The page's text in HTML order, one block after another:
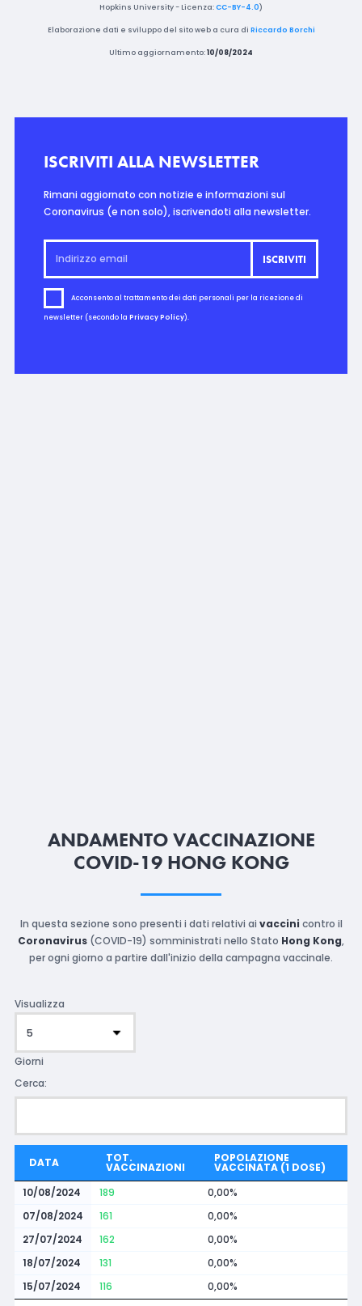
Hopkins University - Licenza:CC-BY-4.0)
Elaborazione dati e sviluppo del sito web a cura di Riccardo Borchi
Ultimo aggiornamento:10/08/2024
ISCRIVITI ALLA NEWSLETTER
Rimani aggiornato con notizie e informazioni sul
Coronavirus (e non solo), iscrivendoti alla newsletter.
Acconsento al trattamento dei dati personali per la ricezione di
newsletter (secondo la Privacy Policy).
ANDAMENTO VACCINAZIONE
COVID-19 HONG KONG
In questa sezione sono presenti i dati relativi ai vaccini contro il
Coronavirus (COVID-19) somministrati nello Stato Hong Kong,
per ogni giorno a partire dall'inizio della campagna vaccinale.
Visualizza
Giorni
Cerca:
DATA TOT.
VACCINAZIONI
POPOLAZIONE
VACCINATA (1 DOSE)
10/08/2024
189
0,00%
07/08/2024
161
0,00%
27/07/2024
162
0,00%
18/07/2024
131
0,00%
15/07/2024
116
0,00%